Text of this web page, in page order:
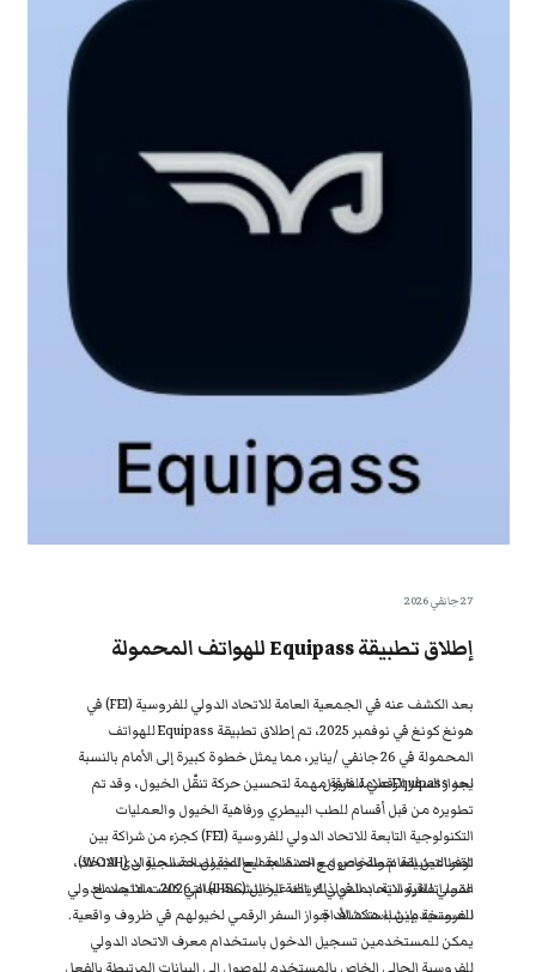
27 جانفي 2026
إطلاق تطبيقة Equipass للهواتف المحمولة
بعد الكشف عنه في الجمعية العامة للاتحاد الدولي للفروسية (FEI) في
هونغ كونغ في نوفمبر 2025، تم إطلاق تطبيقة Equipass للهواتف
المحمولة في 26 جانفي /يناير، مما يمثل خطوة كبيرة إلى الأمام بالنسبة
لجواز السفر الرقمي للخيول.يعد Equipass علامة فارقة مهمة لتحسين حركة تنقّل الخيول، وقد تم
تطويره من قبل أقسام للطب البيطري ورفاهية الخيول والعمليات
التكنولوجية التابعة للاتحاد الدولي للفروسية (FEI) كجزء من شراكة بين
القطاعين العام والخاص مع المنظمة العالمية لصحة الحيوان (WOAH)،
عقب اتفاقية الاتحاد الدولي لرياضة الخيل (IHSC) التي كلفت الاتحاد الدولي
للفروسية بإنشاء هذه الأداة.
توفر التطبيقة نقطة وصول واحدة لجميع الخيول المسجلة لدى الاتحاد
الدولي للفروسية، بما في ذلك تلك غير النشطة لعام 2026، مما يسمح
للمستخدمين باستكشاف جواز السفر الرقمي لخيولهم في ظروف واقعية.
يمكن للمستخدمين تسجيل الدخول باستخدام معرف الاتحاد الدولي
للفروسية الحالي الخاص بالمستخدم للوصول إلى البيانات المرتبطة بالفعل